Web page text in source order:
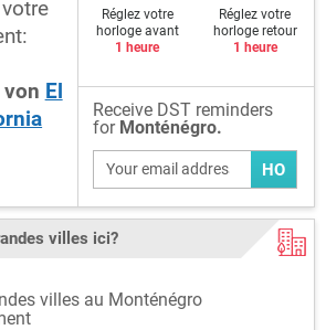
von El
Réglez votre
horloge avant
1 heure
Réglez votre
horloge retour
1 heure
Receive DST reminders
for Monténégro.
HO
villes ici?
villes au Monténégro